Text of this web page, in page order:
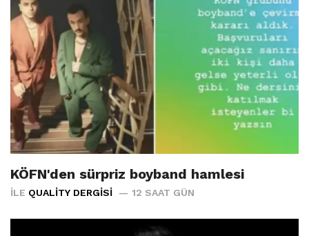
KÖFN'den sürpriz boyband hamlesi
İLE QUALITY DERGISI 12 SAAT GÜN